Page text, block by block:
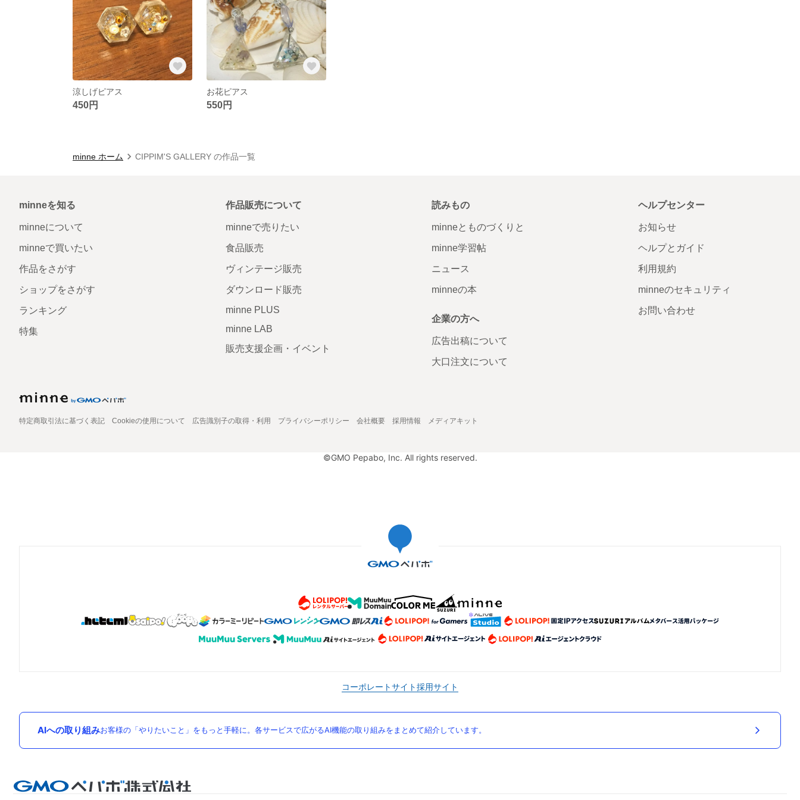
涼しげピアス
450円
お花ピアス
550円
minne ホーム CIPPIM'S GALLERY の作品一覧
minneを知る
minneについて
minneで買いたい
作品をさがす
ショップをさがす
ランキング
特集
作品販売について
minneで売りたい
食品販売
ヴィンテージ販売
ダウンロード販売
minne PLUS
minne LAB
販売支援企画・イベント
読みもの
minneとものづくりと
minne学習帖
ニュース
minneの本
企業の方へ
広告出稿について
大口注文について
ヘルプセンター
お知らせ
ヘルプとガイド
利用規約
minneのセキュリティ
お問い合わせ
特定商取引法に基づく表記 Cookieの使用について 広告識別子の取得・利用 プライバシーポリシー 会社概要 採用情報 メディアキット
©GMO Pepabo, Inc. All rights reserved.
コーポレートサイト採用サイト
AIへの取り組みお客様の「やりたいこと」をもっと手軽に。各サービスで広がるAI機能の取り組みをまとめて紹介しています。